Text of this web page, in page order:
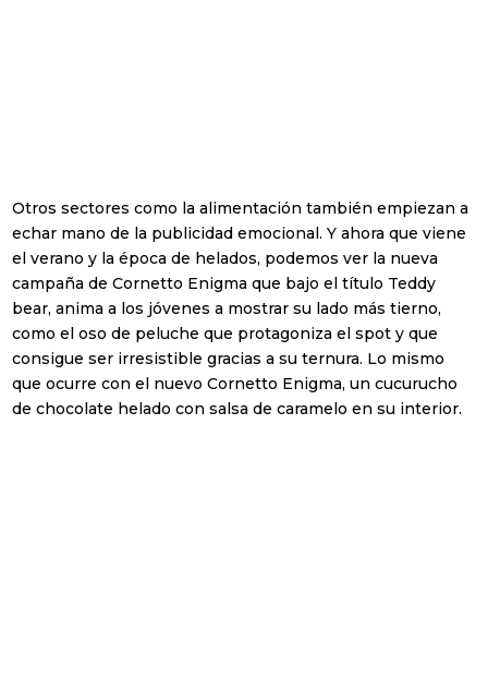
Otros sectores como la alimentación también empiezan a
echar mano de la publicidad emocional. Y ahora que viene
el verano y la época de helados, podemos ver la nueva
campaña de Cornetto Enigma que bajo el título Teddy
bear, anima a los jóvenes a mostrar su lado más tierno,
como el oso de peluche que protagoniza el spot y que
consigue ser irresistible gracias a su ternura. Lo mismo
que ocurre con el nuevo Cornetto Enigma, un cucurucho
de chocolate helado con salsa de caramelo en su interior.
Healthcare
Real Estate
Retails | Shopping
Center
Turismo y ocio